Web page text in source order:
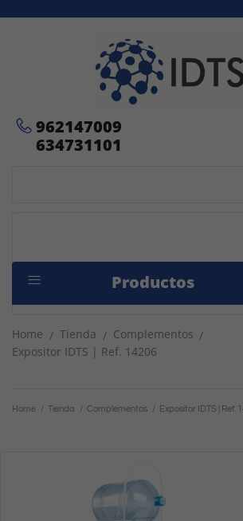
962147009
634731101
Productos
Home / Tienda / Complementos /
Expositor IDTS | Ref. 14206
Home / Tienda / Complementos / Expositor IDTS | Ref.